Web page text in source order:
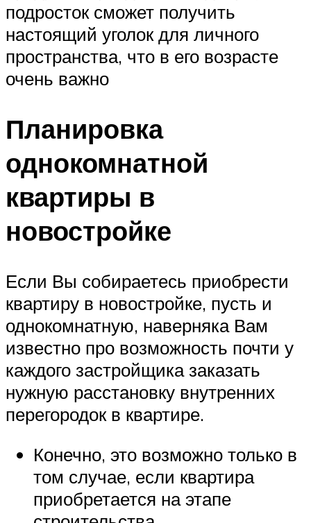
подросток сможет получить
настоящий уголок для личного
пространства, что в его возрасте
очень важно
Планировка
однокомнатной
квартиры в
новостройке
Если Вы собираетесь приобрести
квартиру в новостройке, пусть и
однокомнатную, наверняка Вам
известно про возможность почти у
каждого застройщика заказать
нужную расстановку внутренних
перегородок в квартире.
Конечно, это возможно только в
том случае, если квартира
приобретается на этапе